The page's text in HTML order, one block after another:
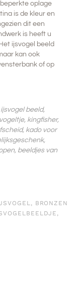
oplage
is de kleur en
dit een
is heeft u
ijsvogel beeld
kan ook
of op
beeld,
kingfisher,
kado voor
beeldjes van
, BRONZEN
,